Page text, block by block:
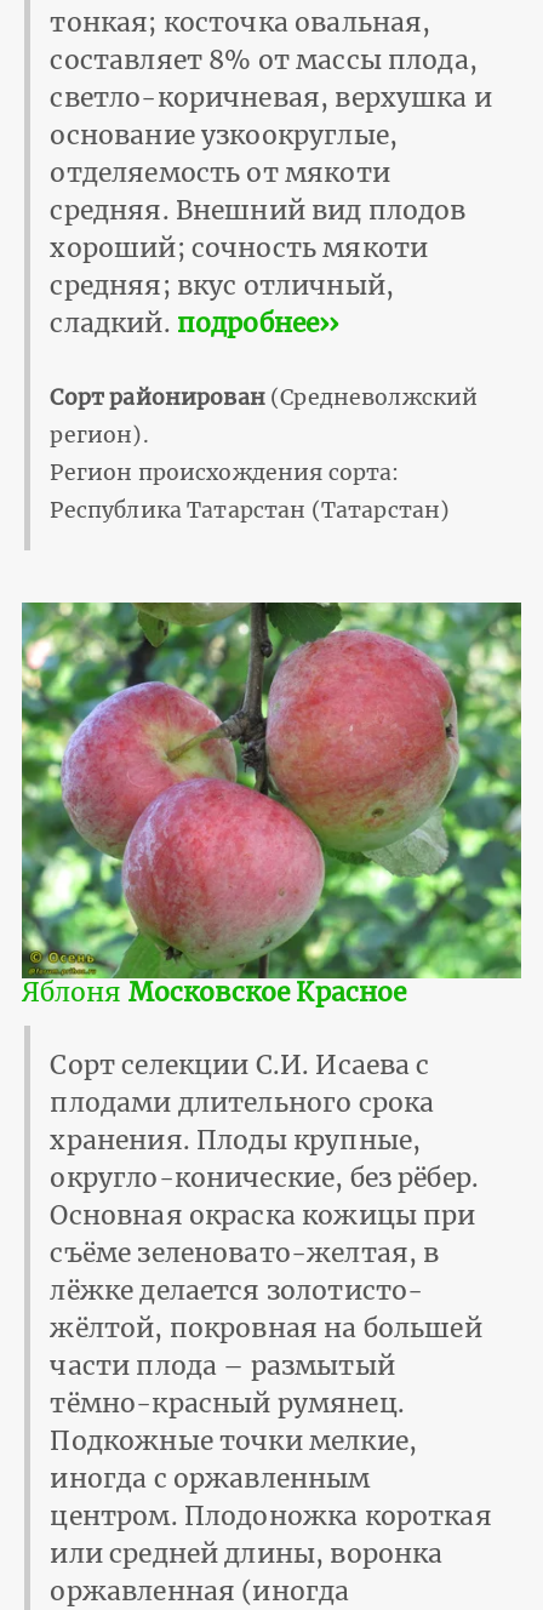
тонкая; косточка овальная,
составляет 8% от массы плода,
светло-коричневая, верхушка и
основание узкоокруглые,
отделяемость от мякоти
средняя. Внешний вид плодов
хороший; сочность мякоти
средняя; вкус отличный,
сладкий. подробнее››
Сорт районирован(Средневолжский
регион).
Регион происхождения сорта:
Республика Татарстан (Татарстан)
Яблоня Московское Красное
Сорт селекции С.И. Исаева с
плодами длительного срока
хранения. Плоды крупные,
округло-конические, без рёбер.
Основная окраска кожицы при
съёме зеленовато-желтая, в
лёжке делается золотисто-
жёлтой, покровная на большей
части плода – размытый
тёмно-красный румянец.
Подкожные точки мелкие,
иногда с оржавленным
центром. Плодоножка короткая
или средней длины, воронка
оржавленная (иногда